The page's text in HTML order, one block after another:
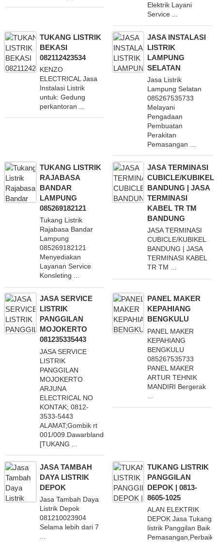
Elektrik Layani
Service ...
TUKANG LISTRIK
BEKASI
082112423534
KENZO
ELECTRICAL Jasa
Instalasi Listrik
untuk: Gedung
perkantoran ...
JASA INSTALASI
LISTRIK
LAMPUNG
SELATAN
Jasa Listrik
Lampung Selatan
085267535733
Melayani
Pengadaan
Pembuatan
Perakitan
Pemasangan ...
TUKANG LISTRIK
RAJABASA
BANDAR
LAMPUNG
085269182121
Tukang Listrik
Rajabasa Bandar
Lampung
085269182121
Menyediakan
Layanan Service
Konsleting ...
JASA TERMINASI
CUBICLE/KUBIKEL
BANDUNG | JASA
TERMINASI
KABEL TR TM
BANDUNG
JASA TERMINASI
CUBICLE/KUBIKEL
BANDUNG | JASA
TERMINASI KABEL
TR TM ...
JASA SERVICE
LISTRIK
PANGGILAN
MOJOKERTO
081235335443
JASA SERVICE
LISTRIK
PANGGILAN
MOJOKERTO
ARJUNA
ELECTRICAL NO
KONTAK; 0812-
3533-5443
ALAMAT;Gombik rt
001/009.Dawarblandong.Dawarblandong.Mojokerto.
[TUKANG ...
PANEL MAKER
KEPAHIANG
BENGKULU
PANEL MAKER
KEPAHIANG
BENGKULU
085267535733
PANEL MAKER
ARTUR TEHNIK
MANDIRI Bergerak
JASA TAMBAH
DAYA LISTRIK
DEPOK
Jasa Tambah Daya
Listrik Depok
081210023904
Selama lebih dari 7
TUKANG LISTRIK
PANGGILAN
DEPOK | 0813-
8605-1025
ALAN ELEKTRIK
DEPOK Jasa Tukang
listrik Panggilan Baik